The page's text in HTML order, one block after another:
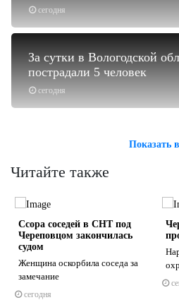
сегодня
сегодня
За сутки в Вологодской
пострадали 5 человек
Показать
Читайте также
Ссора соседей в СНТ под
Череповцом закончилась
судом
Женщина оскорбила соседа за
замечание
сегодня